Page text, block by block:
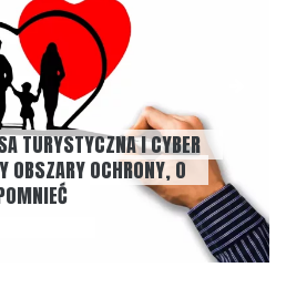
TURYSTYCZNA I CYBER
OBSZARY OCHRONY, O